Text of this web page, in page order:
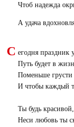
Чтоб надежда
А удача
С егодня
Путь будет в
Поменьше грусти
И чтобы каждый
Ты будь
Неси любовь ты